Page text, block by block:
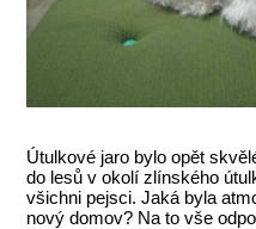
Útulkové jaro bylo opět
do lesů v okolí zlínského
všichni pejsci. Jaká byla
nový domov? Na to vše